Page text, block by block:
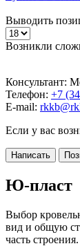
Выводить
Возникли
Консультант:
Телефон: +7
E-mail:
Если у вас
Написать
Ю-пласт
Выбор
вид и общую
часть